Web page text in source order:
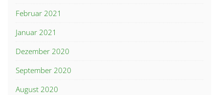
Februar 2021
Januar 2021
Dezember 2020
September 2020
August 2020